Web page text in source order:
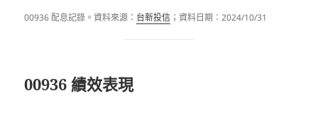
00936 配息記錄。資料來源： 台新投信 ；資料日期：2024/10/31
00936 績效表現